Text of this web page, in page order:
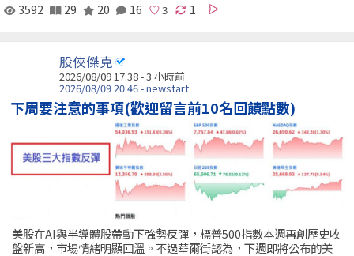
3592 29 20 16 1
股俠傑克
2026/08/09 17:38 -3 小時前
2026/08/09 20:46 - newstart
下周要注意的事項(歡迎留言前10名回饋點數)
美股在AI與半導體股帶動下強勢反彈，標普500指數本週再創歷史收
盤新高，市場情緒明顯回溫。不過華爾街認為，下週即將公布的美